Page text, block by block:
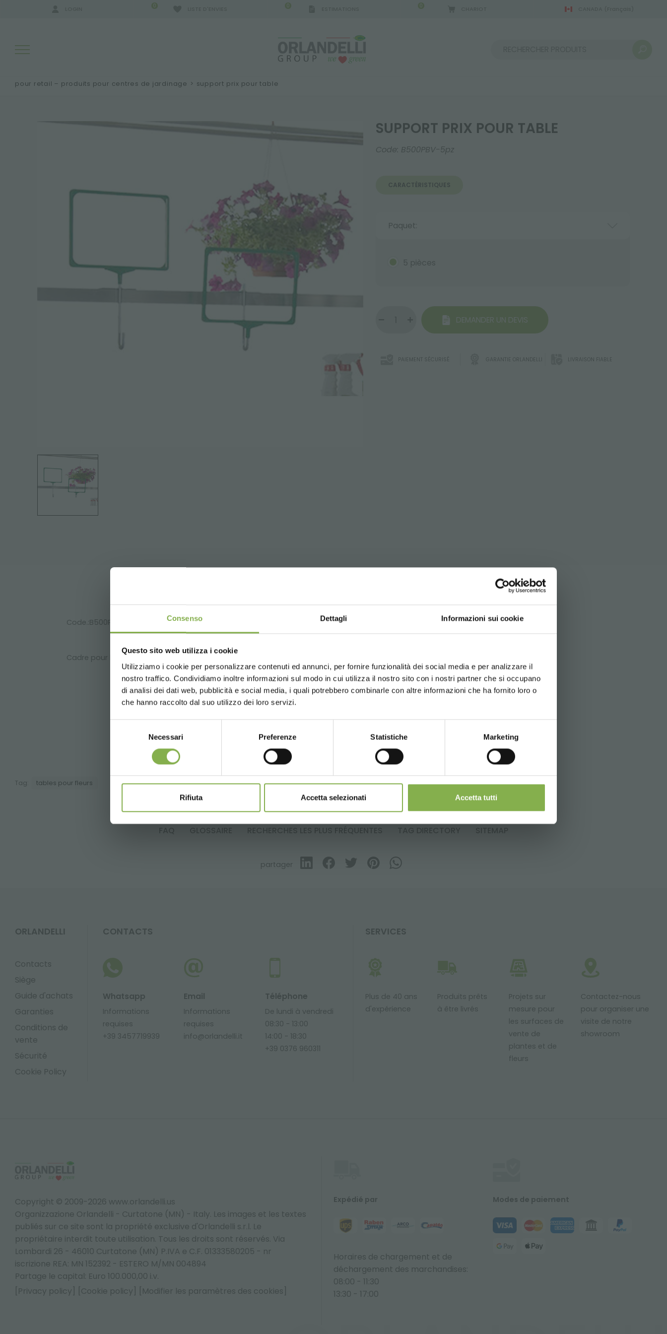
Consenso Dettagli Informazioni sui cookie
Questo sito web utilizza i cookie
Utilizziamo i cookie per personalizzare contenuti ed annunci, per fornire funzionalità dei social media e per analizzare il
nostro traffico. Condividiamo inoltre informazioni sul modo in cui utilizza il nostro sito con i nostri partner che si occupano
di analisi dei dati web, pubblicità e social media, i quali potrebbero combinarle con altre informazioni che ha fornito loro o
che hanno raccolto dal suo utilizzo dei loro servizi.
Necessari Preferenze Statistiche Marketing
Rifiuta Accetta selezionati Accetta tutti
0 0 0
pour retail – produits pour centres de jardinage > support prix pour table
SUPPORT PRIX POUR TABLE
Code: B500PBV-5pz
CARACTÉRISTIQUES
Paquet:
5 pièces
DEMANDER UN DEVIS
PAIEMENT SÉCURISÉ GARANTIE ORLANDELLI LIVRAISON FIABLE
Code.:B500PBV
Cadre pour le prix avec support pour banc
PRODUITS CONNEXES
Une sélection des meilleurs produits en vente sur orlandelli.it
Tag: tables pour fleurs
FAQ GLOSSAIRE RECHERCHES LES PLUS FRÉQUENTES TAG DIRECTORY SITEMAP
partager
UNITED STATES ENGLISH
CONTINUE
ORLANDELLI
Contacts
Siège
Guide d'achats
Garanties
Conditions de
vente
Sécurité
Cookie Policy
CONTACTS
Whatsapp
Informations
requises
+39 3457719939
Email
Informations
requises
info@orlandelli.it
Téléphone
De lundi à vendredi
08:30 - 13:00
14:00 - 18:30
+39 0376 960311
SERVICES
Plus de 40 ans
d'expérience
Produits prêts
à être livrés
Projets sur
mesure pour
les surfaces de
vente de
plantes et de
fleurs
Contactez-nous
pour organiser une
visite de notre
showroom
Copyright © 2009-2026 www.orlandelli.us
Organizzazione Orlandelli - Curtatone (MN) - Italy. Les images et les textes
publiés sur ce site sont la propriété exclusive d'Orlandelli s.r.l. Le
propriétaire interdit toute utilisation. Tous les droits sont réservés. Via
Lombardi 26 - 46010 Curtatone (MN) P.IVA e C.F. 01333580205 - nr
iscrizione REA: MN 152392 - ESTERO M/MN 004894
Partage le capital: Euro 100.000,00 i.v.
[Privacy policy]
[Cookie policy] [Modifier les paramètres des cookies]
Expédié par
Horaires de chargement et de
déchargement des marchandises:
08:00 - 11:30
13:30 - 17:00
Modes de paiement
TÉLÉCHARGER LA FICHE
Connectez-vous ou inscrivez-vous pour
télécharger la fiche technique
SE CONNECTER
S'INSCRIRE MAINTENANT